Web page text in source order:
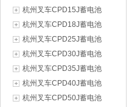
杭州叉车CPD15J蓄电池
杭州叉车CPD18J蓄电池
杭州叉车CPD25J蓄电池
杭州叉车CPD30J蓄电池
杭州叉车CPD35J蓄电池
杭州叉车CPD40J蓄电池
杭州叉车CPD50J蓄电池